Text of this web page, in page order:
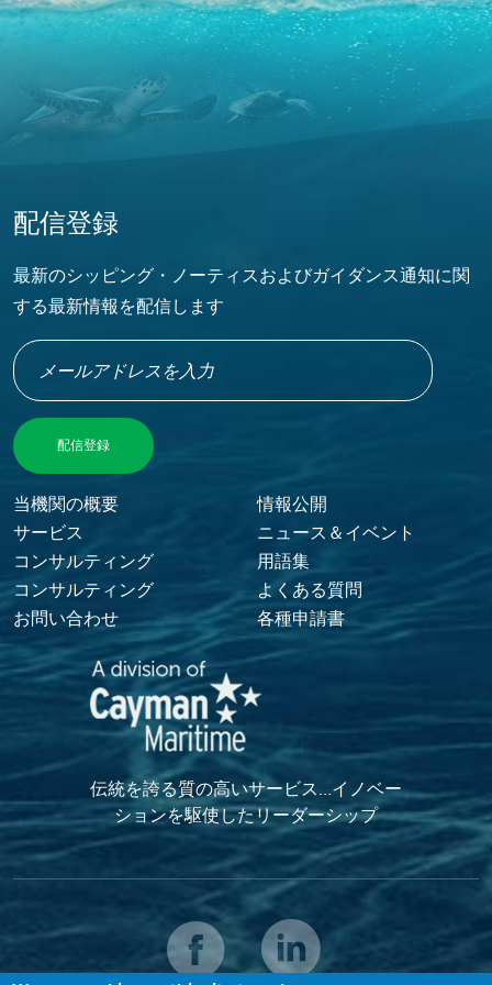
配信登録
最新のシッピング・ノーティスおよびガイダンス通知に関
する最新情報を配信します
Footer Menu
当機関の概要
情報公開
サービス
ニュース＆イベント
コンサルティング
用語集
コンサルティング
よくある質問
お問い合わせ
各種申請書
伝統を誇る質の高いサービス…イノベー
ションを駆使したリーダーシップ